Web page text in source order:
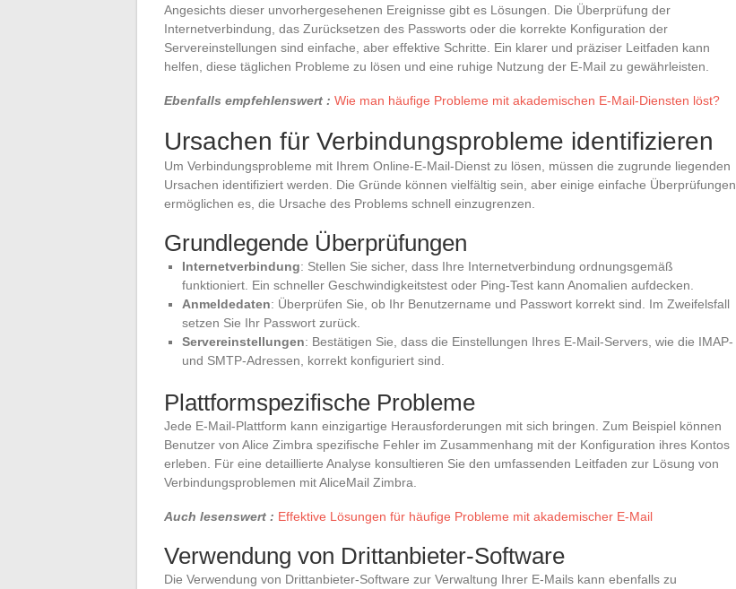
Angesichts dieser unvorhergesehenen Ereignisse gibt es Lösungen. Die Überprüfung der
Internetverbindung, das Zurücksetzen des Passworts oder die korrekte Konfiguration der
Servereinstellungen sind einfache, aber effektive Schritte. Ein klarer und präziser Leitfaden kann
helfen, diese täglichen Probleme zu lösen und eine ruhige Nutzung der E-Mail zu gewährleisten.
Ebenfalls empfehlenswert : Wie man häufige Probleme mit akademischen E-Mail-Diensten löst?
Ursachen für Verbindungsprobleme identifizieren
Um Verbindungsprobleme mit Ihrem Online-E-Mail-Dienst zu lösen, müssen die zugrunde liegenden
Ursachen identifiziert werden. Die Gründe können vielfältig sein, aber einige einfache Überprüfungen
ermöglichen es, die Ursache des Problems schnell einzugrenzen.
Grundlegende Überprüfungen
Internetverbindung: Stellen Sie sicher, dass Ihre Internetverbindung ordnungsgemäß
funktioniert. Ein schneller Geschwindigkeitstest oder Ping-Test kann Anomalien aufdecken.
Anmeldedaten: Überprüfen Sie, ob Ihr Benutzername und Passwort korrekt sind. Im Zweifelsfall
setzen Sie Ihr Passwort zurück.
Servereinstellungen: Bestätigen Sie, dass die Einstellungen Ihres E-Mail-Servers, wie die IMAP-
und SMTP-Adressen, korrekt konfiguriert sind.
Plattformspezifische Probleme
Jede E-Mail-Plattform kann einzigartige Herausforderungen mit sich bringen. Zum Beispiel können
Benutzer von Alice Zimbra spezifische Fehler im Zusammenhang mit der Konfiguration ihres Kontos
erleben. Für eine detaillierte Analyse konsultieren Sie den umfassenden Leitfaden zur Lösung von
Verbindungsproblemen mit AliceMail Zimbra.
Auch lesenswert : Effektive Lösungen für häufige Probleme mit akademischer E-Mail
Verwendung von Drittanbieter-Software
Die Verwendung von Drittanbieter-Software zur Verwaltung Ihrer E-Mails kann ebenfalls zu